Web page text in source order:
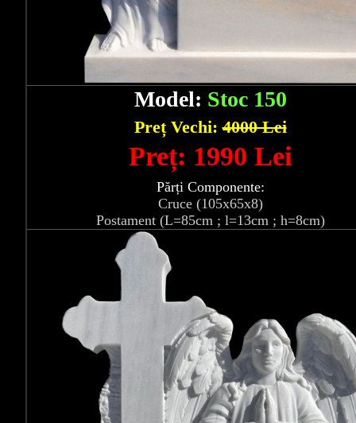
Model: Stoc 150
Preț Vechi:4000 Lei
Preț: 1990 Lei
Părți Componente:
Cruce (105x65x8)
Postament (L=85cm ; l=13cm ; h=8cm)